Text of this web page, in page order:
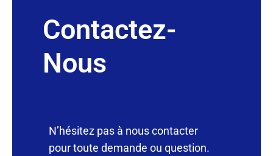
Contactez-
Nous
N’hésitez pas à nous contacter
pour toute demande ou question.